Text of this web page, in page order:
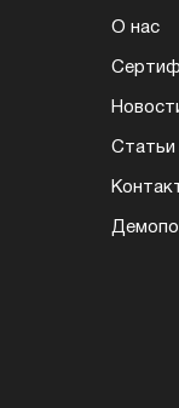
О нас
Статьи